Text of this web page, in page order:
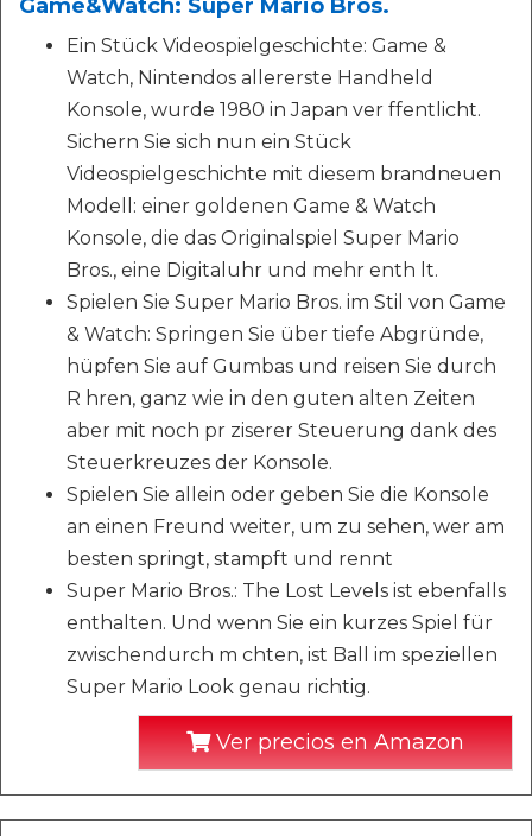
Game&Watch: Super Mario Bros.
Ein Stück Videospielgeschichte: Game &
Watch, Nintendos allererste Handheld
Konsole, wurde 1980 in Japan ver ffentlicht.
Sichern Sie sich nun ein Stück
Videospielgeschichte mit diesem brandneuen
Modell: einer goldenen Game & Watch
Konsole, die das Originalspiel Super Mario
Bros., eine Digitaluhr und mehr enth lt.
Spielen Sie Super Mario Bros. im Stil von Game
& Watch: Springen Sie über tiefe Abgründe,
hüpfen Sie auf Gumbas und reisen Sie durch
R hren, ganz wie in den guten alten Zeiten
aber mit noch pr ziserer Steuerung dank des
Steuerkreuzes der Konsole.
Spielen Sie allein oder geben Sie die Konsole
an einen Freund weiter, um zu sehen, wer am
besten springt, stampft und rennt
Super Mario Bros.: The Lost Levels ist ebenfalls
enthalten. Und wenn Sie ein kurzes Spiel für
zwischendurch m chten, ist Ball im speziellen
Super Mario Look genau richtig.
Ver precios en Amazon